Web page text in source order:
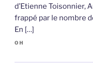
d’Etienne Toisonnier,
frappé par le nombre
En […]
OH